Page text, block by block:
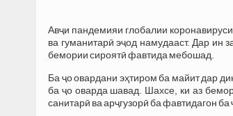
Авҷи пандемияи глобалии
ва гуманитарӣ эҷод намудааст. Дар
бемории сироятӣ фавтида мебошад.
Ба ҷо овардани эҳтиром ба майит дар
ба ҷо оварда шавад. Шахсе, ки аз
санитарӣ ва арҷгузорӣ ба фавтидагон ба